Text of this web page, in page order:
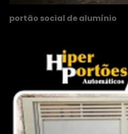
portão social de alumínio